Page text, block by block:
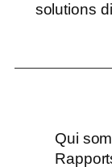
solutions
Qui